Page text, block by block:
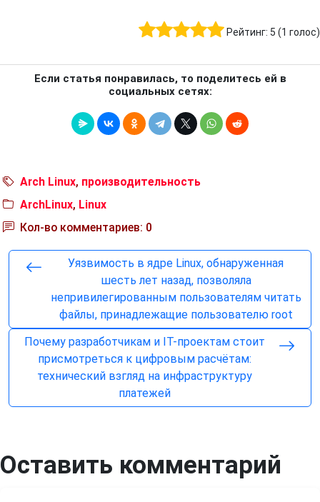
Рейтинг: 5 (1 голос)
Если статья понравилась, то поделитесь ей в
социальных сетях:
Arch Linux, производительность
ArchLinux, Linux
Кол-во комментариев: 0
Уязвимость в ядре Linux, обнаруженная
шесть лет назад, позволяла
непривилегированным пользователям читать
файлы, принадлежащие пользователю root
Почему разработчикам и IT-проектам стоит
присмотреться к цифровым расчётам:
технический взгляд на инфраструктуру
платежей
Оставить комментарий